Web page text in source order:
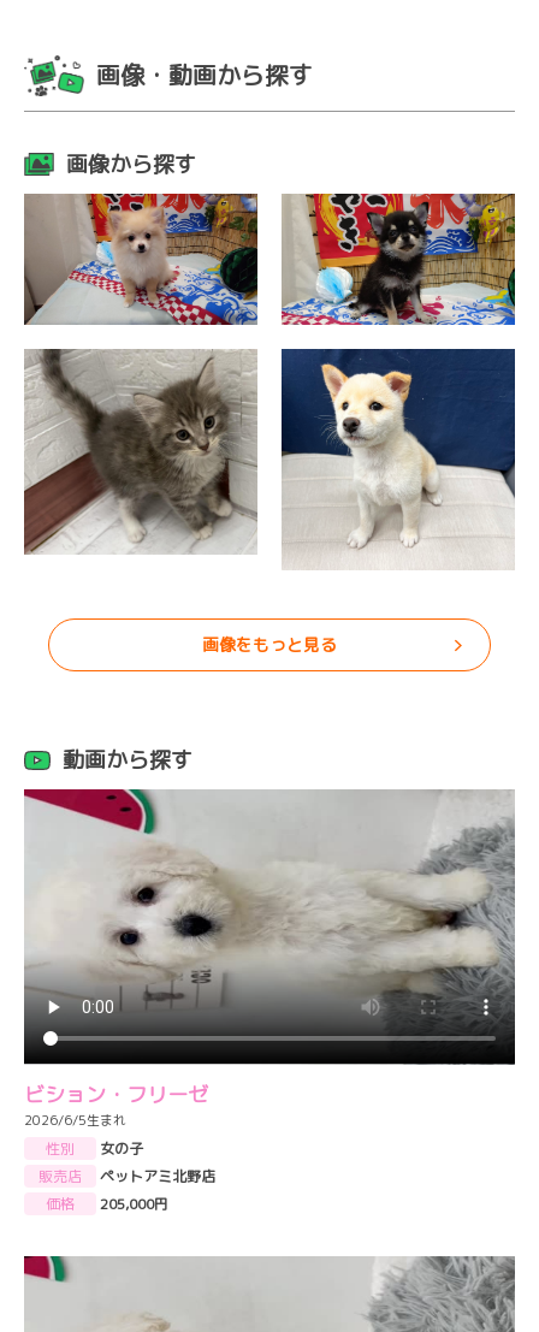
画像・動画から探す
画像から探す
画像をもっと見る
動画から探す
ビション・フリーゼ
2026/6/5生まれ
性別
女の子
販売店
ペットアミ北野店
価格
205,000円